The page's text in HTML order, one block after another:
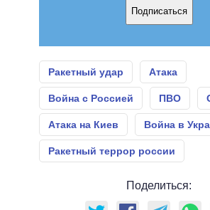
Подписаться
Ракетный удар Атака
Война с Россией ПВО
Атака на Киев Война в
Ракетный террор россии
Поделиться: